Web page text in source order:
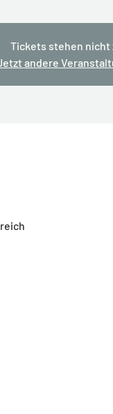
Tickets stehen nicht
andere